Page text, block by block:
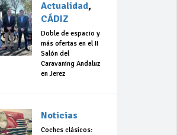
Actualidad,
CÁDIZ
Doble de espacio y
más ofertas en el II
Salón del
Caravaning Andaluz
en Jerez
Noticias
Coches clásicos: